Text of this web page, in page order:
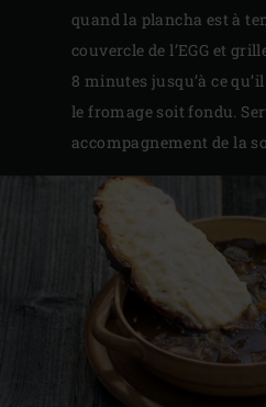
quand la plancha est à
couvercle de l’EGG et
8 minutes jusqu’à ce
le fromage soit fondu.
accompagnement de la